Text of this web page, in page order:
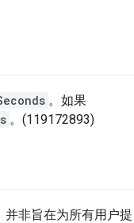
。如果
。(119172893)
并非旨在为所有用户提